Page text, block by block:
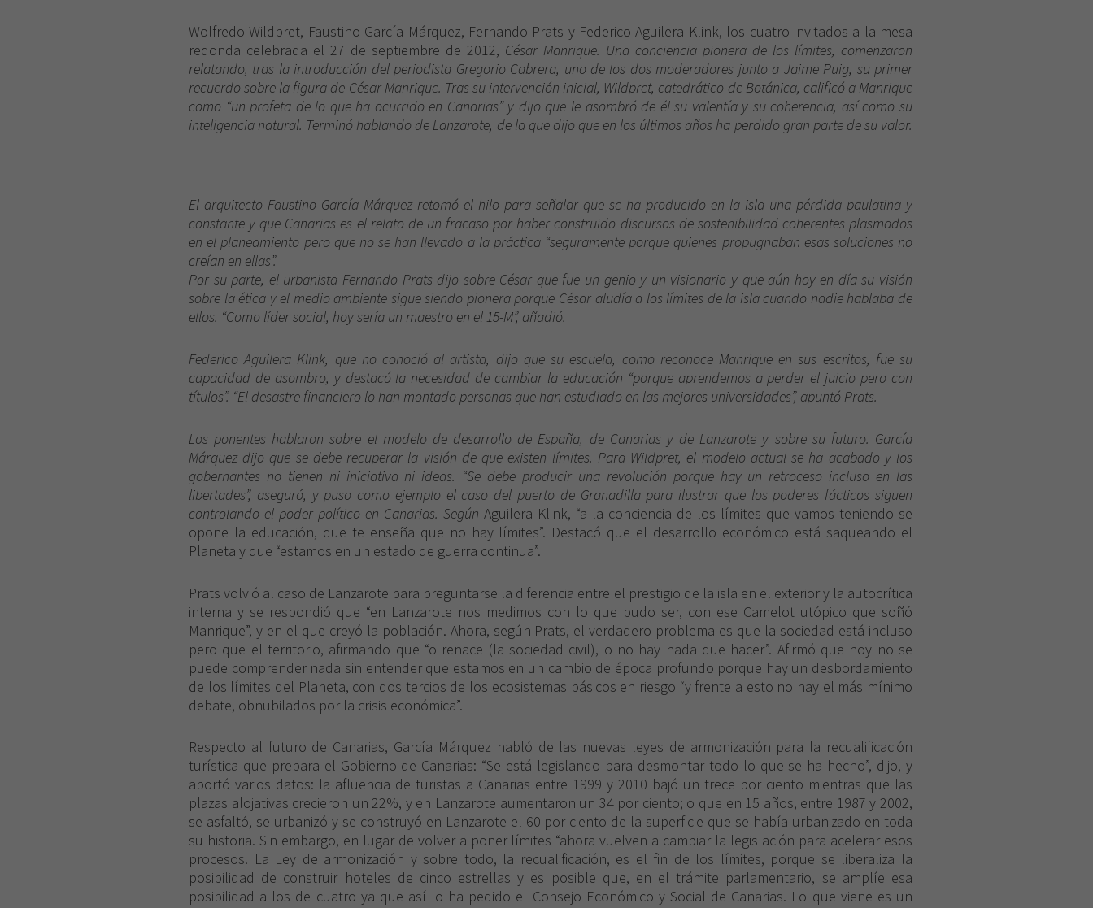
Wolfredo Wildpret, Faustino García Márquez, Fernando Prats y Federico Aguilera Klink, los cuatro invitados a la mesa
redonda celebrada el 27 de septiembre de 2012, César Manrique. Una conciencia pionera de los límites, comenzaron
relatando, tras la introducción del periodista Gregorio Cabrera, uno de los dos moderadores junto a Jaime Puig, su primer
recuerdo sobre la figura de César Manrique. Tras su intervención inicial, Wildpret, catedrático de Botánica, calificó a Manrique
como “un profeta de lo que ha ocurrido en Canarias” y dijo que le asombró de él su valentía y su coherencia, así como su
inteligencia natural. Terminó hablando de Lanzarote, de la que dijo que en los últimos años ha perdido gran parte de su valor.
El arquitecto Faustino García Márquez retomó el hilo para señalar que se ha producido en la isla una pérdida paulatina y
constante y que Canarias es el relato de un fracaso por haber construido discursos de sostenibilidad coherentes plasmados
en el planeamiento pero que no se han llevado a la práctica “seguramente porque quienes propugnaban esas soluciones no
creían en ellas”.
Por su parte, el urbanista Fernando Prats dijo sobre César que fue un genio y un visionario y que aún hoy en día su visión
sobre la ética y el medio ambiente sigue siendo pionera porque César aludía a los límites de la isla cuando nadie hablaba de
ellos. “Como líder social, hoy sería un maestro en el 15-M”, añadió.
Federico Aguilera Klink, que no conoció al artista, dijo que su escuela, como reconoce Manrique en sus escritos, fue su
capacidad de asombro, y destacó la necesidad de cambiar la educación “porque aprendemos a perder el juicio pero con
títulos”. “El desastre financiero lo han montado personas que han estudiado en las mejores universidades”, apuntó Prats.
Los ponentes hablaron sobre el modelo de desarrollo de España, de Canarias y de Lanzarote y sobre su futuro. García
Márquez dijo que se debe recuperar la visión de que existen límites. Para Wildpret, el modelo actual se ha acabado y los
gobernantes no tienen ni iniciativa ni ideas. “Se debe producir una revolución porque hay un retroceso incluso en las
libertades”, aseguró, y puso como ejemplo el caso del puerto de Granadilla para ilustrar que los poderes fácticos siguen
controlando el poder político en Canarias. Según Aguilera Klink, “a la conciencia de los límites que vamos teniendo se
opone la educación, que te enseña que no hay límites”. Destacó que el desarrollo económico está saqueando el
Planeta y que “estamos en un estado de guerra continua”.
Prats volvió al caso de Lanzarote para preguntarse la diferencia entre el prestigio de la isla en el exterior y la autocrítica
interna y se respondió que “en Lanzarote nos medimos con lo que pudo ser, con ese Camelot utópico que soñó
Manrique”, y en el que creyó la población. Ahora, según Prats, el verdadero problema es que la sociedad está incluso
pero que el territorio, afirmando que “o renace (la sociedad civil), o no hay nada que hacer”. Afirmó que hoy no se
puede comprender nada sin entender que estamos en un cambio de época profundo porque hay un desbordamiento
de los límites del Planeta, con dos tercios de los ecosistemas básicos en riesgo “y frente a esto no hay el más mínimo
debate, obnubilados por la crisis económica”.
Respecto al futuro de Canarias, García Márquez habló de las nuevas leyes de armonización para la recualificación
turística que prepara el Gobierno de Canarias: “Se está legislando para desmontar todo lo que se ha hecho”, dijo, y
aportó varios datos: la afluencia de turistas a Canarias entre 1999 y 2010 bajó un trece por ciento mientras que las
plazas alojativas crecieron un 22%, y en Lanzarote aumentaron un 34 por ciento; o que en 15 años, entre 1987 y 2002,
se asfaltó, se urbanizó y se construyó en Lanzarote el 60 por ciento de la superficie que se había urbanizado en toda
su historia. Sin embargo, en lugar de volver a poner límites “ahora vuelven a cambiar la legislación para acelerar esos
procesos. La Ley de armonización y sobre todo, la recualificación, es el fin de los límites, porque se liberaliza la
posibilidad de construir hoteles de cinco estrellas y es posible que, en el trámite parlamentario, se amplíe esa
posibilidad a los de cuatro ya que así lo ha pedido el Consejo Económico y Social de Canarias. Lo que viene es un
Necesarias
Estas
opcionales.
Son
necesarias
para que
funcione la
web.
Para que
nuestra web
funcione lo
mejor posible
durante tu
visita. Si
rechaza estas
cookies,
algunas
funcionalidades
desaparecerán